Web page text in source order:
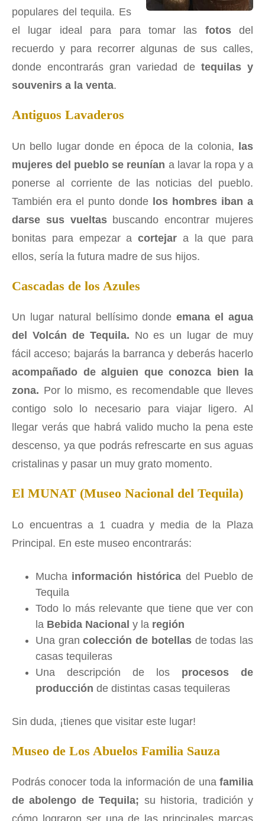
populares del tequila. Es
el lugar ideal para para tomar las fotosdel
recuerdo y para recorrer algunas de sus calles,
donde encontrarás gran variedad de tequilas y
souvenirs a la venta.
Antiguos Lavaderos
Un bello lugar donde en época de la colonia, las
mujeres del pueblo se reunían a lavar la ropa y a
ponerse al corriente de las noticias del pueblo.
También era el punto donde los hombres iban a
darse sus vueltas buscando encontrar mujeres
bonitas para empezar a cortejar a la que para
ellos, sería la futura madre de sus hijos.
Cascadas de los Azules
Un lugar natural bellísimo dondeemana el agua
del Volcán de Tequila. No es un lugar de muy
fácil acceso; bajarás la barranca y deberás hacerlo
acompañado de alguien que conozca bien la
zona. Por lo mismo, es recomendable que lleves
contigo solo lo necesario para viajar ligero. Al
llegar verás que habrá valido mucho la pena este
descenso, ya que podrás refrescarte en sus aguas
cristalinas y pasar un muy grato momento.
El MUNAT (Museo Nacional del Tequila)
Lo encuentras a 1 cuadra y media de la Plaza
Principal. En este museo encontrarás:
Mucha información histórica del Pueblo de
Tequila
Todo lo más relevante que tiene que ver con
la Bebida Nacional y la región
Una grancolección de botellas de todas las
casas tequileras
Una descripción de los procesos de
producción de distintas casas tequileras
Sin duda, ¡tienes que visitar este lugar!
Museo de Los Abuelos Familia Sauza
Podrás conocer toda la información de una familia
de abolengo de Tequila; su historia, tradición y